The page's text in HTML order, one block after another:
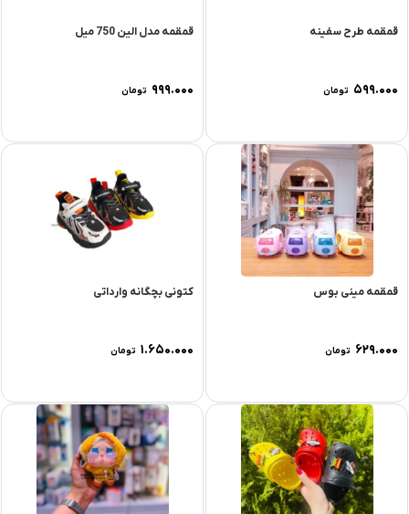
قمقمه طرح سفینه
۵۹۹.۰۰۰ تومان
قمقمه مدل الین 750 میل
۹۹۹.۰۰۰ تومان
قمقمه مینی بوس
۶۲۹.۰۰۰ تومان
کتونی بچگانه وارداتی
۱.۶۵۰.۰۰۰ تومان